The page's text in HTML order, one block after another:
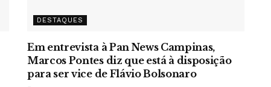
DESTAQUES
Em entrevista à Pan News Campinas,
Marcos Pontes diz que está à disposição
para ser vice de Flávio Bolsonaro